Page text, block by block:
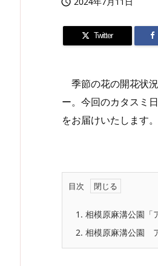
Twitter
季節の花の開花状
ー。今回のカタスミ
をお届けいたします。
目次
1. 相模原麻溝公園
2. 相模原麻溝公園